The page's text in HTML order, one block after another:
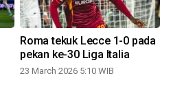
Roma tekuk Lecce 1-0 pada
pekan ke-30 Liga Italia
23 March 2026 5:10 WIB